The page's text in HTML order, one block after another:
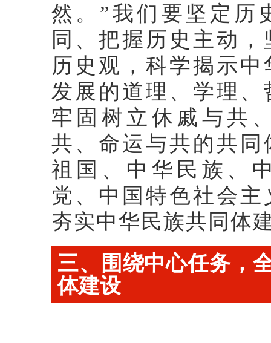
然。”我们要坚定历
同、把握历史主动
历史观，科学揭示
发展的道理、学理
牢固树立休戚与共
共、命运与共的共
祖国、中华民族、
党、中国特色社会
夯实中华民族共同体
三、围绕中心任务，
体建设